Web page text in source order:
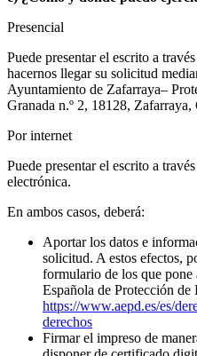
Presencial
Puede presentar el escrito a
hacernos llegar su solicitud
Ayuntamiento de Zafarraya–
Granada n.º 2, 18128, Zafarraya,
Por internet
Puede presentar el escrito a
electrónica.
En ambos casos, deberá:
Aportar los datos e
solicitud. A estos efectos,
formulario de los que
Española de Protección de
https://www.aepd.es/es/
derechos
Firmar el impreso de